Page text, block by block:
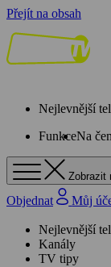
Přejít na obsah
Nejlevnější
FunkceNa
Zobrazit
Objednat Můj
Nejlevnější
Kanály
TV tipy